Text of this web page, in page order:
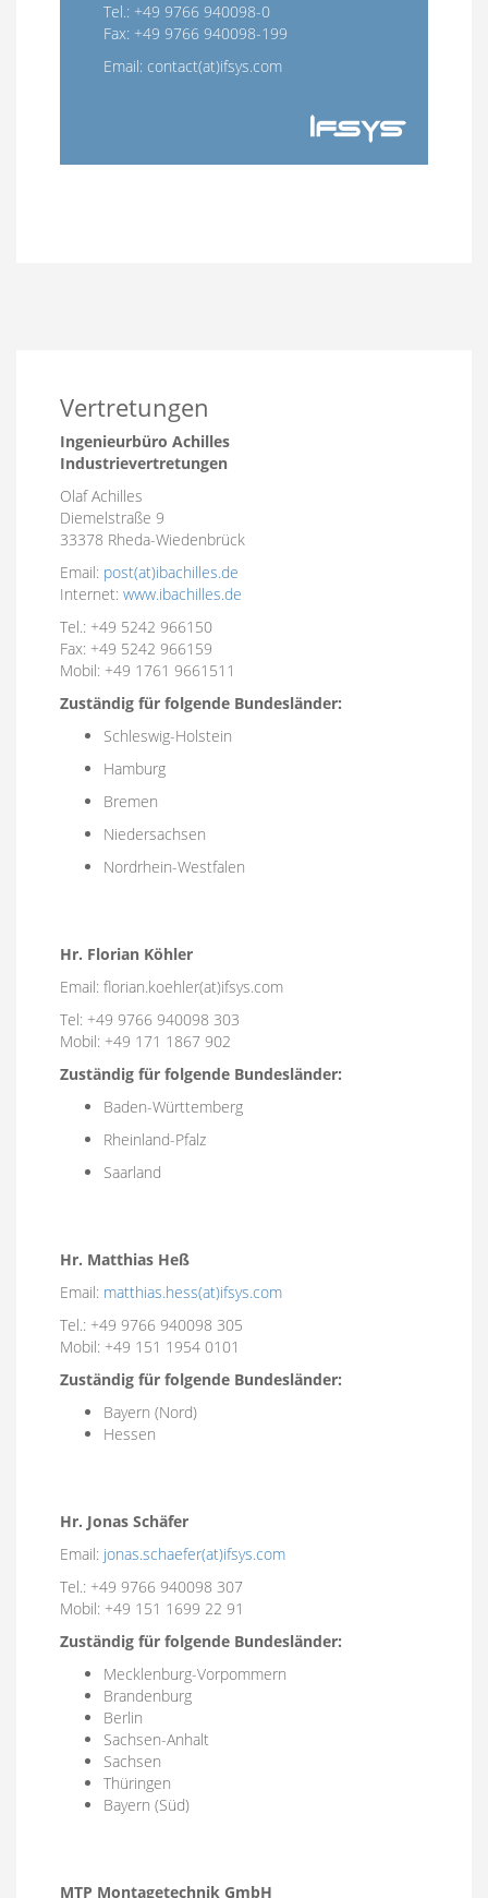
Tel.: +49 9766 940098-0
Fax: +49 9766 940098-199
Email: contact(at)ifsys.com
Vertretungen
Ingenieurbüro Achilles
Industrievertretungen
Olaf Achilles
Diemelstraße 9
33378 Rheda-Wiedenbrück
Email: post(at)ibachilles.de
Internet: www.ibachilles.de
Tel.: +49 5242 966150
Fax: +49 5242 966159
Mobil: +49 1761 9661511
Zuständig für folgende Bundesländer:
Schleswig-Holstein
Hamburg
Bremen
Niedersachsen
Nordrhein-Westfalen
Hr. Florian Köhler
Email: florian.koehler(at)ifsys.com
Tel: +49 9766 940098 303
Mobil: +49 171 1867 902
Zuständig für folgende Bundesländer:
Baden-Württemberg
Rheinland-Pfalz
Saarland
Hr. Matthias Heß
Email: matthias.hess(at)ifsys.com
Tel.: +49 9766 940098 305
Mobil: +49 151 1954 0101
Zuständig für folgende Bundesländer:
Bayern (Nord)
Hessen
Hr. Jonas Schäfer
Email: jonas.schaefer(at)ifsys.com
Tel.: +49 9766 940098 307
Mobil: +49 151 1699 22 91
Zuständig für folgende Bundesländer:
Mecklenburg-Vorpommern
Brandenburg
Berlin
Sachsen-Anhalt
Sachsen
Thüringen
Bayern (Süd)
MTP Montagetechnik GmbH